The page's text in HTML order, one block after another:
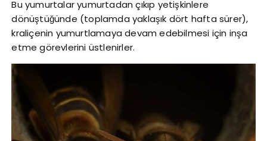
Bu yumurtalar yumurtadan çıkıp yetişkinlere
dönüştüğünde (toplamda yaklaşık dört hafta sürer),
kraliçenin yumurtlamaya devam edebilmesi için inşa
etme görevlerini üstlenirler.